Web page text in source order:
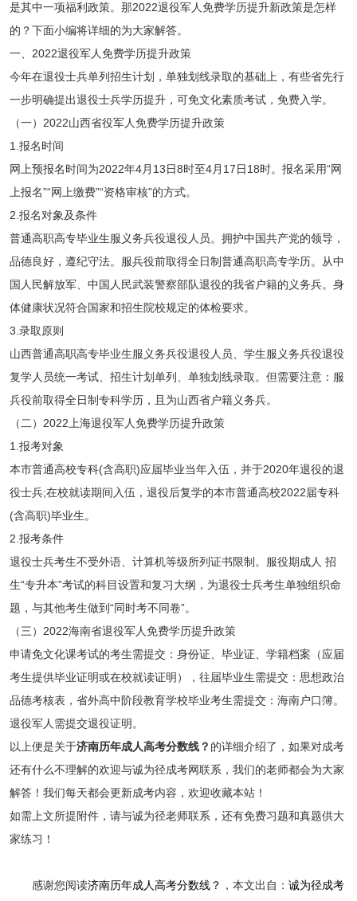
是其中一项福利政策。那2022退役军人免费学历提升新政策是怎样
的？下面小编将详细的为大家解答。
一、2022退役军人免费学历提升政策
今年在退役士兵单列招生计划，单独划线录取的基础上，有些省先行
一步明确提出退役士兵学历提升，可免文化素质考试，免费入学。
（一）2022山西省役军人免费学历提升政策
1.报名时间
网上预报名时间为2022年4月13日8时至4月17日18时。报名采用“网
上报名”“网上缴费”“资格审核”的方式。
2.报名对象及条件
普通高职高专毕业生服义务兵役退役人员。拥护中国共产党的领导，
品德良好，遵纪守法。服兵役前取得全日制普通高职高专学历。从中
国人民解放军、中国人民武装警察部队退役的我省户籍的义务兵。身
体健康状况符合国家和招生院校规定的体检要求。
3.录取原则
山西普通高职高专毕业生服义务兵役退役人员、学生服义务兵役退役
复学人员统一考试、招生计划单列、单独划线录取。但需要注意：服
兵役前取得全日制专科学历，且为山西省户籍义务兵。
（二）2022上海退役军人免费学历提升政策
1.报考对象
本市普通高校专科(含高职)应届毕业当年入伍，并于2020年退役的退
役士兵;在校就读期间入伍，退役后复学的本市普通高校2022届专科
(含高职)毕业生。
2.报考条件
退役士兵考生不受外语、计算机等级所列证书限制。服役期成人 招
生“专升本”考试的科目设置和复习大纲，为退役士兵考生单独组织命
题，与其他考生做到“同时考不同卷”。
（三）2022海南省退役军人免费学历提升政策
申请免文化课考试的考生需提交：身份证、毕业证、学籍档案（应届
考生提供毕业证明或在校就读证明），往届毕业生需提交：思想政治
品德考核表，省外高中阶段教育学校毕业考生需提交：海南户口簿。
退役军人需提交退役证明。
以上便是关于济南历年成人高考分数线？ 的详细介绍了，如果对成考
还有什么不理解的欢迎与诚为径成考网联系，我们的老师都会为大家
解答！我们每天都会更新成考内容，欢迎收藏本站！
如需上文所提附件，请与诚为径老师联系，还有免费习题和真题供大
家练习！
感谢您阅读济南历年成人高考分数线？ ，本文出自： 诚为径成考